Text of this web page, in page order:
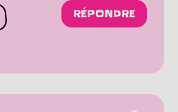
les réactions
RÉPONDRE